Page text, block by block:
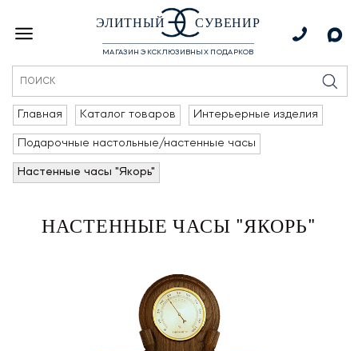
ЭЛИТНЫЙ СУВЕНИР
МАГАЗИН ЭКСКЛЮЗИВНЫХ ПОДАРКОВ
Главная Каталог товаров Интерьерные изделия
Подарочные настольные/настенные часы
Настенные часы "Якорь"
НАСТЕННЫЕ ЧАСЫ "ЯКОРЬ"